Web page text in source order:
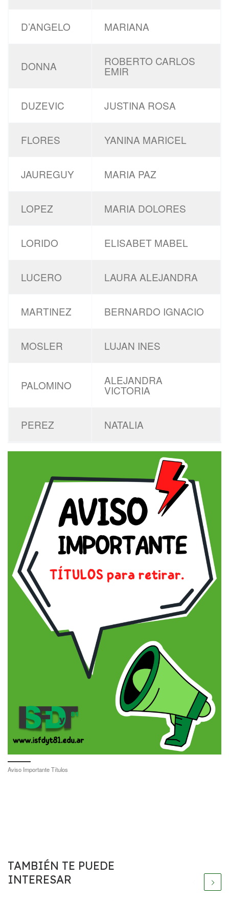
D’ANGELO MARIANA
DONNA ROBERTO CARLOS
EMIR
DUZEVIC JUSTINA ROSA
FLORES YANINA MARICEL
JAUREGUY MARIA PAZ
LOPEZ MARIA DOLORES
LORIDO ELISABET MABEL
LUCERO LAURA ALEJANDRA
MARTINEZ BERNARDO IGNACIO
MOSLER LUJAN INES
PALOMINO ALEJANDRA
VICTORIA
PEREZ NATALIA
Aviso Importante Títulos
TAMBIÉN TE PUEDE
INTERESAR